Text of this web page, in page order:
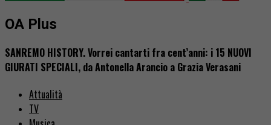
OA Plus
SANREMO HISTORY. Vorrei cantarti fra cent’anni: i 15 NUOVI
GIURATI SPECIALI, da Antonella Arancio a Grazia Verasani
Attualità
TV